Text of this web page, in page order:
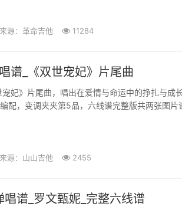
来源：革命吉他 11284
谱_《双世宠妃》片尾曲
妃》片尾曲，唱出在爱情与命运中的挣扎与成长
配，变调夹夹第5品，六线谱完整版共两张图片
来源：山山吉他 2455
谱_罗文甄妮_完整六线谱